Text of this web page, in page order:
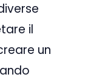
il
un